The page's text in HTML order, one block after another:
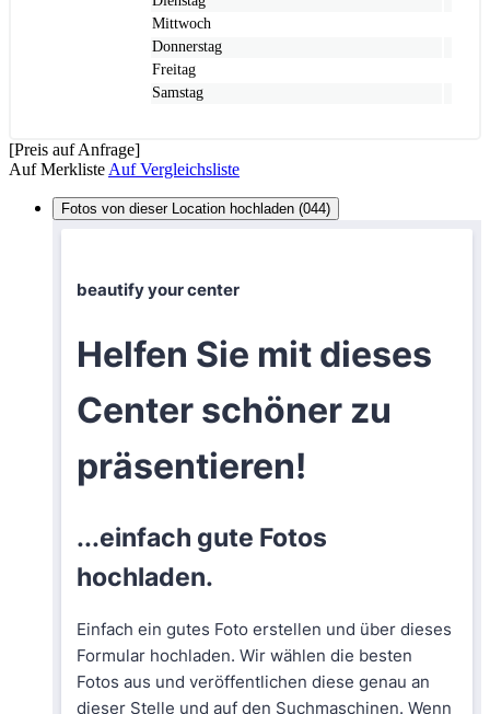
Mittwoch
Donnerstag
Freitag
Samstag
[Preis auf Anfrage]
Auf Merkliste Auf Vergleichsliste
Fotos von dieser Location hochladen (044)